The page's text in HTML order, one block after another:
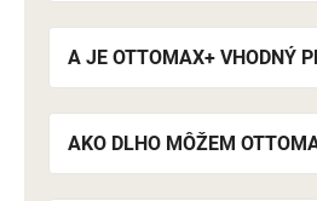
A JE OTTOMAX+ VHODNÝ
AKO DLHO MÔŽEM